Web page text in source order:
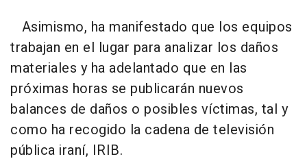
Asimismo, ha manifestado que los equipos
trabajan en el lugar para analizar los daños
materiales y ha adelantado que en las
próximas horas se publicarán nuevos
balances de daños o posibles víctimas, tal y
como ha recogido la cadena de televisión
pública iraní, IRIB.